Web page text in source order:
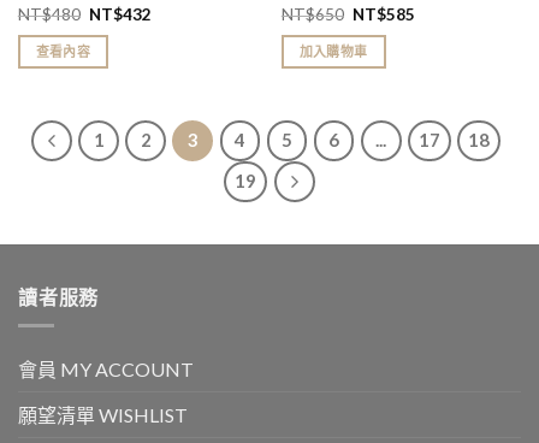
NT$480 NT$432
查看內容
NT$650 NT$585
加入購物車
1 2 3 4 5 6 ... 17
18
19
讀者服務
會員 MY ACCOUNT
願望清單 WISHLIST